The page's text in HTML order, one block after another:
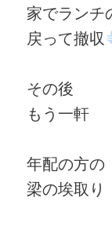
家でランチ
戻って撤収
その後
もう一軒
年配の方の
梁の埃取り